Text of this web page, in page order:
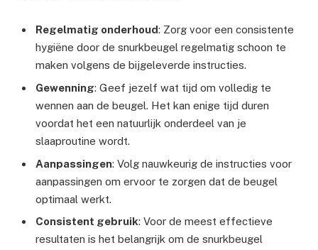
Regelmatig onderhoud: Zorg voor een consistente
hygiëne door de snurkbeugel regelmatig schoon te
maken volgens de bijgeleverde instructies.
Gewenning: Geef jezelf wat tijd om volledig te
wennen aan de beugel. Het kan enige tijd duren
voordat het een natuurlijk onderdeel van je
slaaproutine wordt.
Aanpassingen: Volg nauwkeurig de instructies voor
aanpassingen om ervoor te zorgen dat de beugel
optimaal werkt.
Consistent gebruik: Voor de meest effectieve
resultaten is het belangrijk om de snurkbeugel